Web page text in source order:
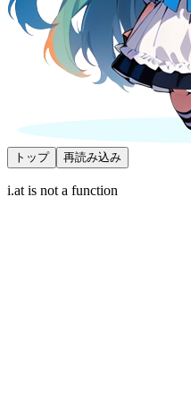
トップ 再読み込み
i.at is not a function